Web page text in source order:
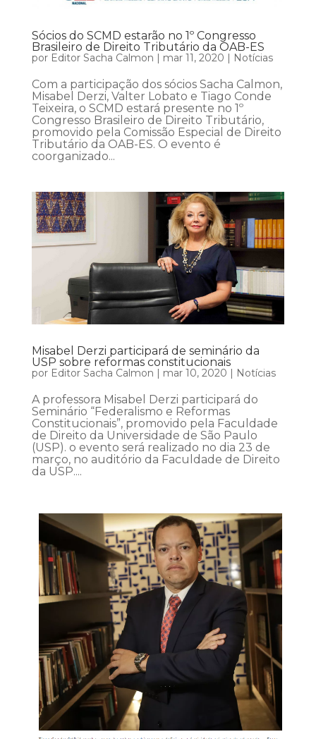
Sócios do SCMD estarão no 1º Congresso
Brasileiro de Direito Tributário da OAB-ES
por Editor Sacha Calmon | mar 11, 2020 | Notícias
Com a participação dos sócios Sacha Calmon,
Misabel Derzi, Valter Lobato e Tiago Conde
Teixeira, o SCMD estará presente no 1º
Congresso Brasileiro de Direito Tributário,
promovido pela Comissão Especial de Direito
Tributário da OAB-ES. O evento é
coorganizado...
Misabel Derzi participará de seminário da
USP sobre reformas constitucionais
por Editor Sacha Calmon | mar 10, 2020 | Notícias
A professora Misabel Derzi participará do
Seminário “Federalismo e Reformas
Constitucionais”, promovido pela Faculdade
de Direito da Universidade de São Paulo
(USP). o evento será realizado no dia 23 de
março, no auditório da Faculdade de Direito
da USP....